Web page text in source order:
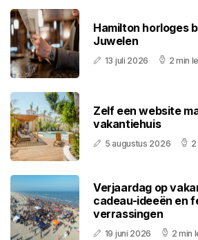
Hamilton horloges
Juwelen
13 juli 2026 2 min
Zelf een website
vakantiehuis
5 augustus 2026
Verjaardag op
cadeau-ideeën en
verrassingen
19 juni 2026 2 min